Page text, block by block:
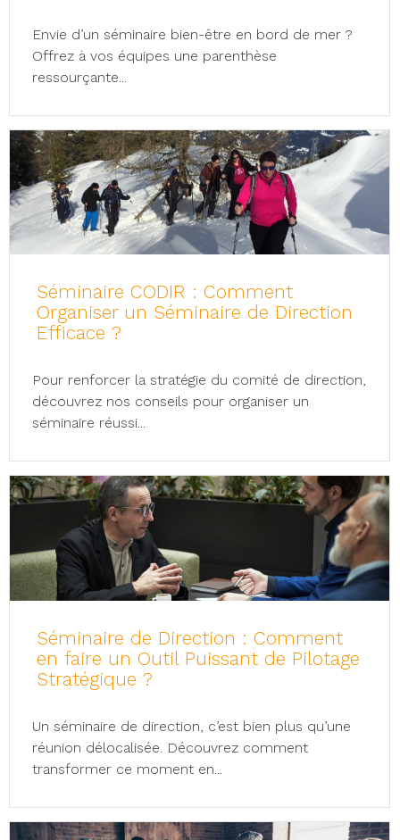
Envie d’un séminaire bien-être en bord de mer ?
Offrez à vos équipes une parenthèse
ressourçante...
Séminaire CODIR : Comment
Organiser un Séminaire de Direction
Efficace ?
Pour renforcer la stratégie du comité de direction,
découvrez nos conseils pour organiser un
séminaire réussi...
Séminaire de Direction : Comment
en faire un Outil Puissant de Pilotage
Stratégique ?
Un séminaire de direction, c’est bien plus qu’une
réunion délocalisée. Découvrez comment
transformer ce moment en...